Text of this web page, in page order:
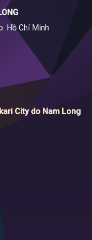
Hồ Chí Minh
City do Nam Long